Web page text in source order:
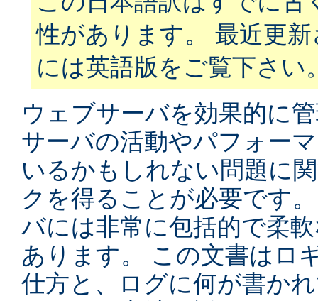
性があります。 最近更
には英語版をご覧下さい
ウェブサーバを効果的に
サーバの活動やパフォー
いるかもしれない問題に
クを得ることが必要です
バには非常に包括的で柔
あります。 この文書はロ
仕方と、ログに何が書か